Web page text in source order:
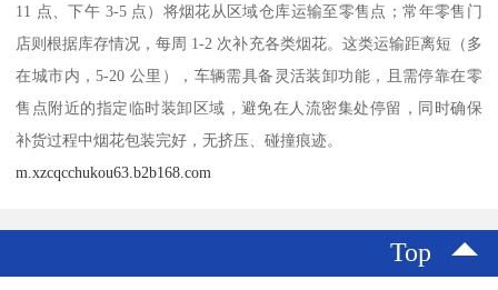
11 点、下午 3-5 点）将烟花从区域仓库运输至零售点；常年零售门
店则根据库存情况，每周 1-2 次补充各类烟花。这类运输距离短（多
在城市内，5-20 公里），车辆需具备灵活装卸功能，且需停靠在零
售点附近的指定临时装卸区域，避免在人流密集处停留，同时确保
补货过程中烟花包装完好，无挤压、碰撞痕迹。​
m.xzcqcchukou63.b2b168.com
Top